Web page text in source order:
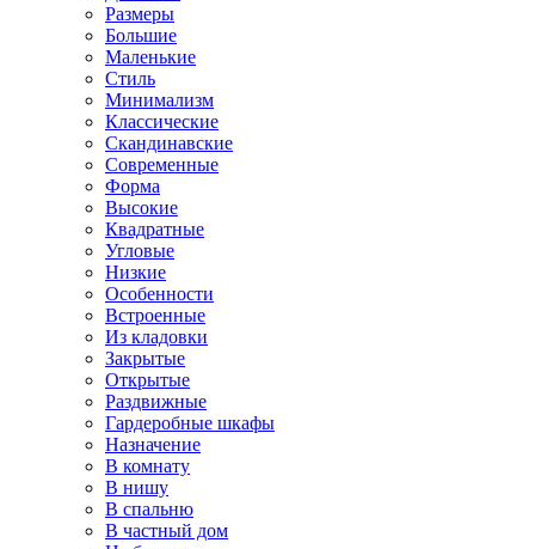
Размеры
Большие
Маленькие
Стиль
Минимализм
Классические
Скандинавские
Современные
Форма
Высокие
Квадратные
Угловые
Низкие
Особенности
Встроенные
Из кладовки
Закрытые
Открытые
Раздвижные
Гардеробные шкафы
Назначение
В комнату
В нишу
В спальню
В частный дом